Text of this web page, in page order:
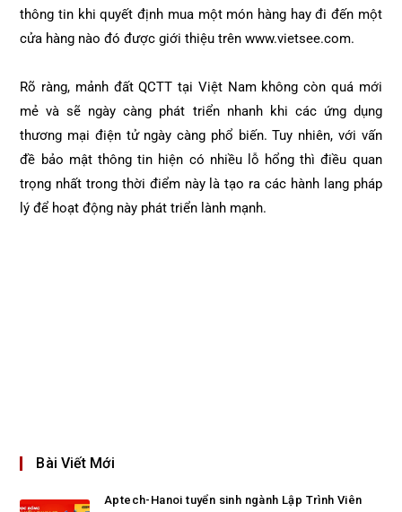
thông tin khi quyết định mua một món hàng hay đi đến một
cửa hàng nào đó được giới thiệu trên www.vietsee.com.
Rõ ràng, mảnh đất QCTT tại Việt Nam không còn quá mới
mẻ và sẽ ngày càng phát triển nhanh khi các ứng dụng
thương mại điện tử ngày càng phổ biến. Tuy nhiên, với vấn
đề bảo mật thông tin hiện có nhiều lỗ hổng thì điều quan
trọng nhất trong thời điểm này là tạo ra các hành lang pháp
lý để hoạt động này phát triển lành mạnh.
Bài Viết Mới
Aptech-Hanoi tuyển sinh ngành Lập Trình Viên